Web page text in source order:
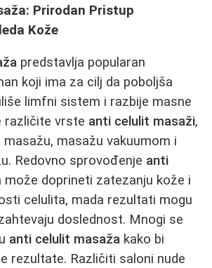
Prirodan Pristup
Kože
predstavlja popularan
koji ima za cilj da poboljša
limfni sistem i razbije masne
različite vrste anti celulit masaži,
masažu vakuumom i
Redovno sprovođenje anti
može doprineti zatezanju kože i
celulita, mada rezultati mogu
doslednost. Mnogi se
anti celulit masaža kako bi
rezultate. Različiti saloni nude